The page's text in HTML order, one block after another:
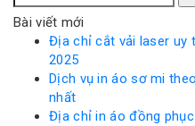
kiếm
cho:
Bài viết mới
Địa chỉ cắt vải laser uy
2025
Dịch vụ in áo sơ mi
nhất
Địa chỉ in áo đồng